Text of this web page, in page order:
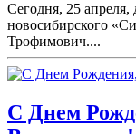
Сегодня, 25 апреля,
новосибирского
Трофимович....
С Днем